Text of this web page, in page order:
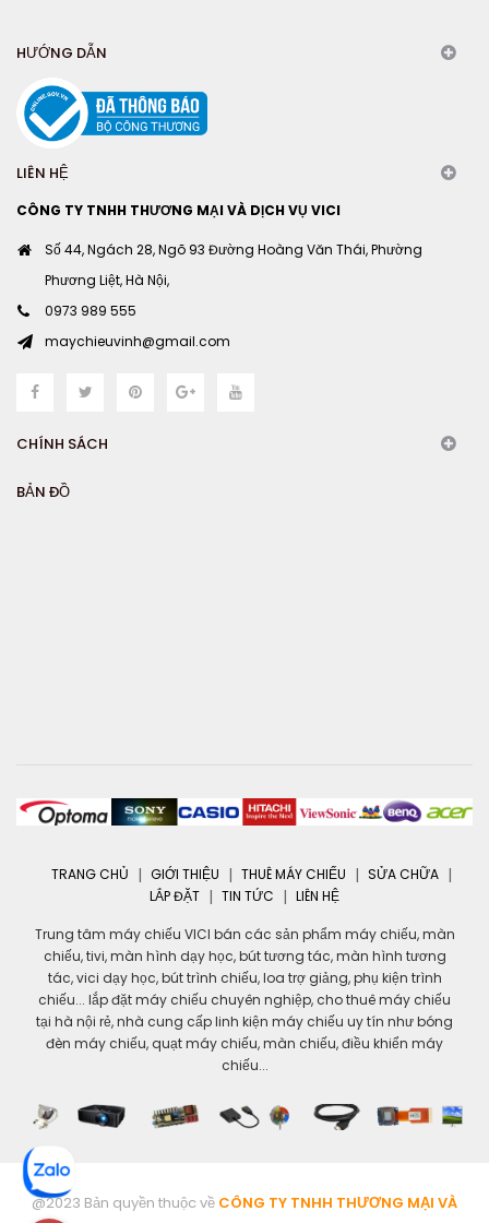
HƯỚNG DẪN
LIÊN HỆ
CÔNG TY TNHH THƯƠNG MẠI VÀ DỊCH VỤ VICI
Số 44, Ngách 28, Ngõ 93 Đường Hoàng Văn Thái, Phường
Phương Liệt, Hà Nội,
0973 989 555
maychieuvinh@gmail.com
CHÍNH SÁCH
BẢN ĐỒ
TRANG CHỦ GIỚI THIỆU THUÊ MÁY CHIẾU
SỬA CHỮA
LẮP ĐẶT
TIN TỨC LIÊN HỆ
Trung tâm máy chiếu VICI bán các sản phẩm máy chiếu, màn
chiếu, tivi, màn hình dạy học, bút tương tác, màn hình tương
tác, vici dạy học, bút trình chiếu, loa trợ giảng, phụ kiện trình
chiếu... lắp đặt máy chiếu chuyên nghiệp, cho thuê máy chiếu
tại hà nội rẻ, nhà cung cấp linh kiện máy chiếu uy tín như bóng
đèn máy chiếu, quạt máy chiếu, màn chiếu, điều khiển máy
chiếu...
@2023 Bản quyền thuộc về CÔNG TY TNHH THƯƠNG MẠI VÀ